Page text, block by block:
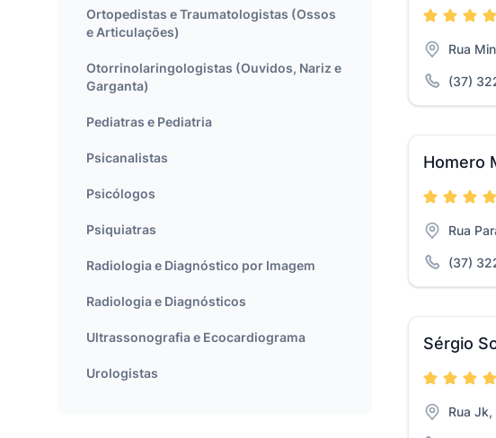
Rua
(37)
Homero
Rua
(37)
Sérgio
Rua
Ortopedistas e Traumatologistas (Ossos
e Articulações)
Otorrinolaringologistas (Ouvidos, Nariz e
Garganta)
Pediatras e Pediatria
Psicanalistas
Psicólogos
Psiquiatras
Radiologia e Diagnóstico por Imagem
Radiologia e Diagnósticos
Ultrassonografia e Ecocardiograma
Urologistas